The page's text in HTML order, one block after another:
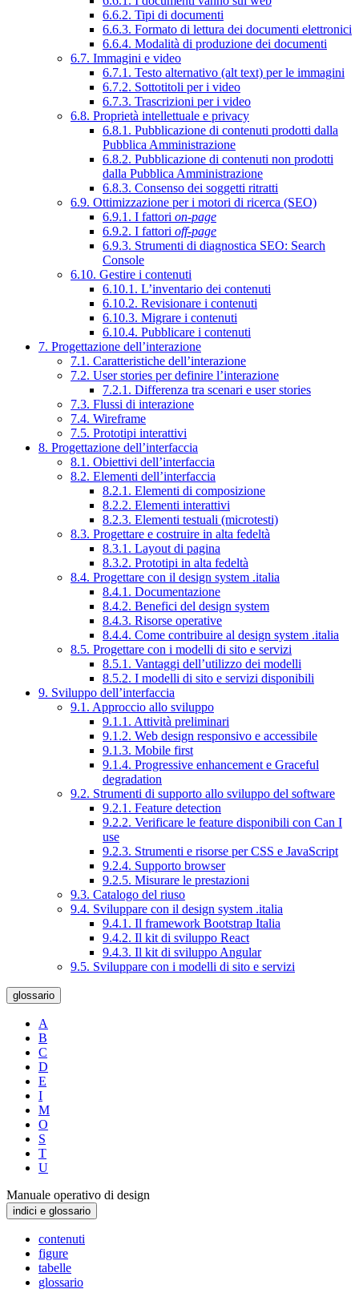
6.6.2. Tipi di documenti
6.6.3. Formato di lettura dei documenti elettronici
6.6.4. Modalità di produzione dei documenti
6.7. Immagini e video
6.7.1. Testo alternativo (alt text) per le immagini
6.7.2. Sottotitoli per i video
6.7.3. Trascrizioni per i video
6.8. Proprietà intellettuale e privacy
6.8.1. Pubblicazione di contenuti prodotti dalla
Pubblica Amministrazione
6.8.2. Pubblicazione di contenuti non prodotti
dalla Pubblica Amministrazione
6.8.3. Consenso dei soggetti ritratti
6.9. Ottimizzazione per i motori di ricerca (SEO)
6.9.1. I fattori on-page
6.9.2. I fattori off-page
6.9.3. Strumenti di diagnostica SEO: Search
Console
6.10. Gestire i contenuti
6.10.1. L’inventario dei contenuti
6.10.2. Revisionare i contenuti
6.10.3. Migrare i contenuti
6.10.4. Pubblicare i contenuti
7. Progettazione dell’interazione
7.1. Caratteristiche dell’interazione
7.2. User stories per definire l’interazione
7.2.1. Differenza tra scenari e user stories
7.3. Flussi di interazione
7.4. Wireframe
7.5. Prototipi interattivi
8. Progettazione dell’interfaccia
8.1. Obiettivi dell’interfaccia
8.2. Elementi dell’interfaccia
8.2.1. Elementi di composizione
8.2.2. Elementi interattivi
8.2.3. Elementi testuali (microtesti)
8.3. Progettare e costruire in alta fedeltà
8.3.1. Layout di pagina
8.3.2. Prototipi in alta fedeltà
8.4. Progettare con il design system .italia
8.4.1. Documentazione
8.4.2. Benefici del design system
8.4.3. Risorse operative
8.4.4. Come contribuire al design system .italia
8.5. Progettare con i modelli di sito e servizi
8.5.1. Vantaggi dell’utilizzo dei modelli
8.5.2. I modelli di sito e servizi disponibili
9. Sviluppo dell’interfaccia
9.1. Approccio allo sviluppo
9.1.1. Attività preliminari
9.1.2. Web design responsivo e accessibile
9.1.3. Mobile first
9.1.4. Progressive enhancement e Graceful
degradation
9.2. Strumenti di supporto allo sviluppo del software
9.2.1. Feature detection
9.2.2. Verificare le feature disponibili con Can I
use
9.2.3. Strumenti e risorse per CSS e JavaScript
9.2.4. Supporto browser
9.2.5. Misurare le prestazioni
9.3. Catalogo del riuso
9.4. Sviluppare con il design system .italia
9.4.1. Il framework Bootstrap Italia
9.4.2. Il kit di sviluppo React
9.4.3. Il kit di sviluppo Angular
9.5. Sviluppare con i modelli di sito e servizi
glossario
A
B
C
D
E
I
M
O
S
T
U
Manuale operativo di design
indici e glossario
contenuti
figure
tabelle
glossario